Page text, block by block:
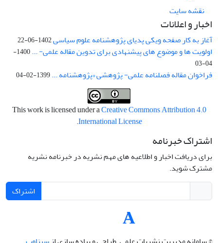
نقشه سایت
اخبار و اعلانات
آغاز به کار صفحه ویکی پدیای پژوهشنامه علوم سیاسی1402-06-22
اولویت ها و موضوع های پیشنهادی برای تدوین مقاله علمی- ...
1400-
04-03
فراخوان مقاله فصلنامه علمی- پژوهشی «پژوهشنامه ...1399-02-04
This work is licensed under aCreative Commons Attribution 4.0
International License
.
اشتراک خبرنامه
برای دریافت اخبار و اطلاعیه های مهم نشریه در خبرنامه نشریه
مشترک شوید.
اشتراک